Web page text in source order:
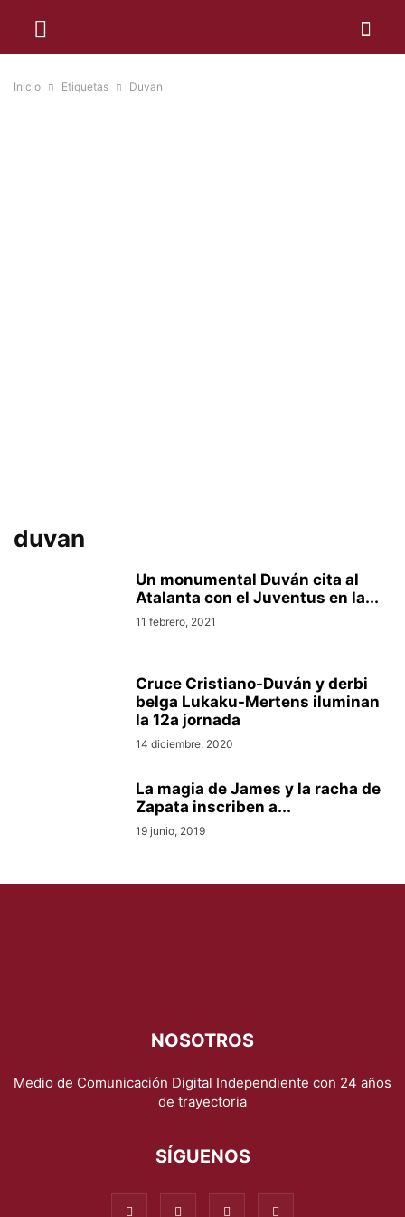
Inicio Etiquetas Duvan
duvan
Un monumental Duván cita al
Atalanta con el Juventus en la...
11 febrero, 2021
Cruce Cristiano-Duván y derbi
belga Lukaku-Mertens iluminan
la 12a jornada
14 diciembre, 2020
La magia de James y la racha de
Zapata inscriben a...
19 junio, 2019
NOSOTROS
Medio de Comunicación Digital Independiente con 24 años
de trayectoria
SÍGUENOS